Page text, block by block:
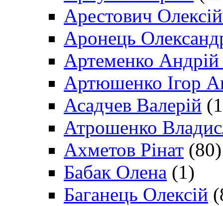
Арестович
Аронець
Артеменко Андрій
Артюшенко Ігор
Асадчев Валерій
Атрошенко
Ахметов Рінат (80)
Бабак Олена (1)
Баганець Олексій